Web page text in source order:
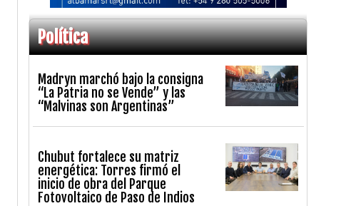
Política
Madryn marchó bajo la consigna
“La Patria no se Vende” y las
“Malvinas son Argentinas”
Chubut fortalece su matriz
energética: Torres firmó el
inicio de obra del Parque
Fotovoltaico de Paso de Indios